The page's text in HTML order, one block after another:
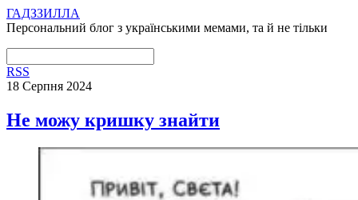
ГАДЗЗИЛЛА
Персональний блог з українськими мемами, та й не тільки
RSS
18 Серпня 2024
Не можу кришку знайти